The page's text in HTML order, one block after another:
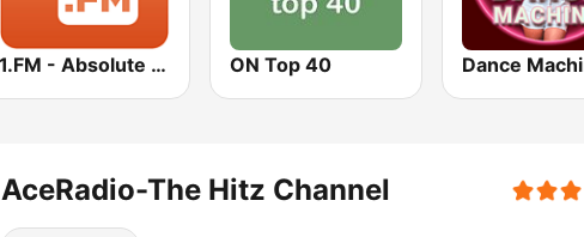
1.FM - Absolute Top 40 ON Top 40 Dance
AceRadio-The Hitz Channel